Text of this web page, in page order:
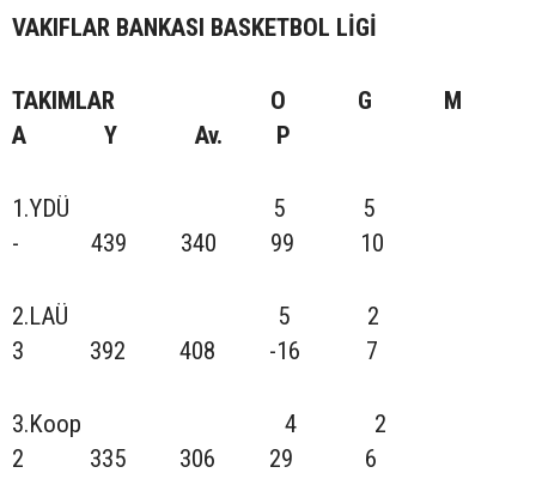
VAKIFLAR BANKASI BASKETBOL LİGİ
TAKIMLAR O G M
A Y Av. P
1.YDÜ 5 5
- 439 340 99 10
2.LAÜ 5 2
3 392 408 -16 7
3.Koop 4 2
2 335 306 29 6